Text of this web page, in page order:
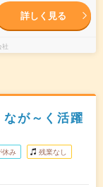
詳しく見る
が～く活躍
休み 残業なし